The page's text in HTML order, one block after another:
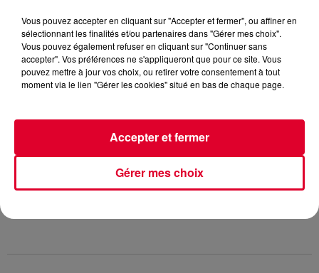
Vous pouvez accepter en cliquant sur "Accepter et fermer", ou affiner en
sélectionnant les finalités et/ou partenaires dans "Gérer mes choix".
Vous pouvez également refuser en cliquant sur "Continuer sans
accepter". Vos préférences ne s'appliqueront que pour ce site. Vous
pouvez mettre à jour vos choix, ou retirer votre consentement à tout
moment via le lien "Gérer les cookies" situé en bas de chaque page.
Gérer mes choix
Accepter et fermer